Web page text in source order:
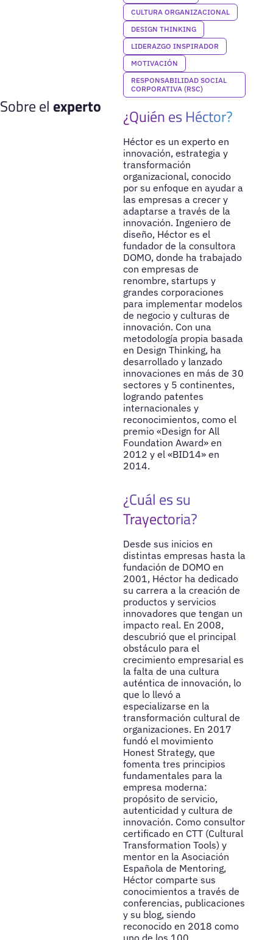
CULTURA ORGANIZACIONAL
DESIGN THINKING
LIDERAZGO INSPIRADOR
MOTIVACIÓN
RESPONSABILIDAD SOCIAL
CORPORATIVA (RSC)
Sobre el experto ¿Quién es Héctor?
Héctor es un experto en
innovación, estrategia y
transformación
organizacional, conocido
por su enfoque en ayudar a
las empresas a crecer y
adaptarse a través de la
innovación. Ingeniero de
diseño, Héctor es el
fundador de la consultora
DOMO, donde ha trabajado
con empresas de
renombre, startups y
grandes corporaciones
para implementar modelos
de negocio y culturas de
innovación. Con una
metodología propia basada
en Design Thinking, ha
desarrollado y lanzado
innovaciones en más de 30
sectores y 5 continentes,
logrando patentes
internacionales y
reconocimientos, como el
premio «Design for All
Foundation Award» en
2012 y el «BID14» en
2014.
¿Cuál es su
Trayectoria?
Desde sus inicios en
distintas empresas hasta la
fundación de DOMO en
2001, Héctor ha dedicado
su carrera a la creación de
productos y servicios
innovadores que tengan un
impacto real. En 2008,
descubrió que el principal
obstáculo para el
crecimiento empresarial es
la falta de una cultura
auténtica de innovación, lo
que lo llevó a
especializarse en la
transformación cultural de
organizaciones. En 2017
fundó el movimiento
Honest Strategy, que
fomenta tres principios
fundamentales para la
empresa moderna:
propósito de servicio,
autenticidad y cultura de
innovación. Como consultor
certificado en CTT (Cultural
Transformation Tools) y
mentor en la Asociación
Española de Mentoring,
Héctor comparte sus
conocimientos a través de
conferencias, publicaciones
y su blog, siendo
reconocido en 2018 como